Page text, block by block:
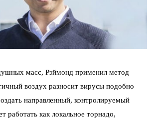
масс, Рэймонд применил метод
воздух разносит вирусы подобно
направленный, контролируемый
работать как локальное торнадо,